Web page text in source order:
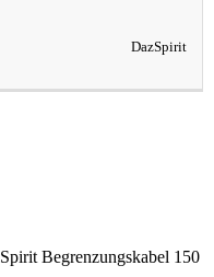
DazSpirit
Begrenzungskabel 150